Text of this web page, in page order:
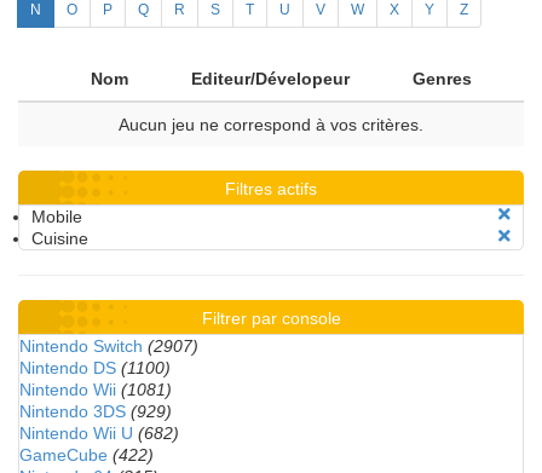
N O P Q R S T U V W X Y Z
Nom Editeur/Dévelopeur Genres
Aucun jeu ne correspond à vos critères.
Filtres actifs
Mobile
Cuisine
Filtrer par console
Nintendo Switch (2907)
Nintendo DS (1100)
Nintendo Wii (1081)
Nintendo 3DS (929)
Nintendo Wii U (682)
GameCube (422)